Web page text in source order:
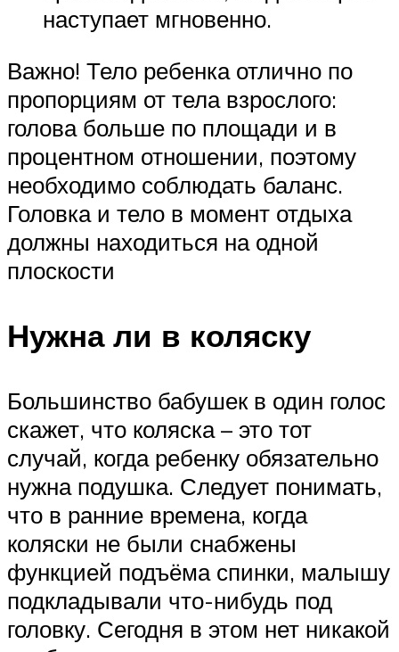
наступает мгновенно.
Важно! Тело ребенка отлично по
пропорциям от тела взрослого:
голова больше по площади и в
процентном отношении, поэтому
необходимо соблюдать баланс.
Головка и тело в момент отдыха
должны находиться на одной
плоскости
Нужна ли в коляску
Большинство бабушек в один голос
скажет, что коляска – это тот
случай, когда ребенку обязательно
нужна подушка. Следует понимать,
что в ранние времена, когда
коляски не были снабжены
функцией подъёма спинки, малышу
подкладывали что-нибудь под
головку. Сегодня в этом нет никакой